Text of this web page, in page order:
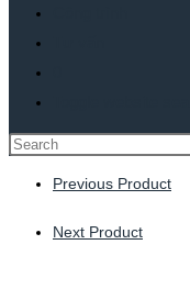
Previous Product
Next Product